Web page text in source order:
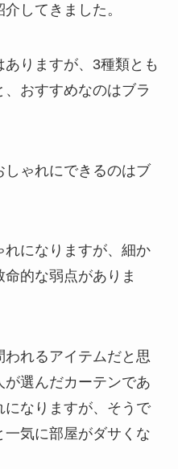
してきました。
りますが、3種類とも
おすすめなのはブラ
ゃれにできるのはブ
れになりますが、細か
的な弱点がありま
れるアイテムだと思
選んだカーテンであ
なりますが、そうで
気に部屋がダサくな